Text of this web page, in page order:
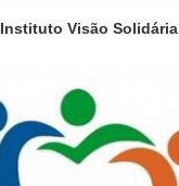
Instituto Visão Solidária